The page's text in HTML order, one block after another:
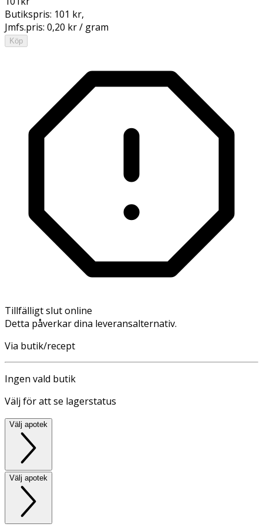
Butikspris: 101 kr,
Jmfs.pris: 0,20 kr / gram
Köp
Tillfälligt slut online
Detta påverkar dina leveransalternativ.
Via butik/recept
Ingen vald butik
Välj för att se lagerstatus
Välj apotek
Välj apotek